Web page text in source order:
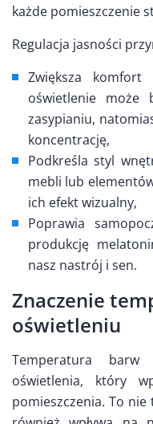
każde pomieszczenie
Regulacja jasności
Zwiększa komfort
oświetlenie może
zasypianiu,
koncentrację,
Podkreśla styl
mebli lub
ich efekt wizualny,
Poprawia
produkcję
nasz nastrój i sen.
Znaczenie
oświetleniu
Temperatura barw
oświetlenia, który
pomieszczenia. To nie